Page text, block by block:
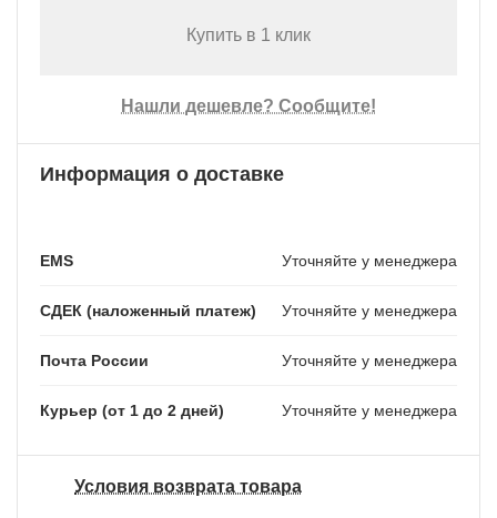
Купить в 1 клик
Нашли дешевле? Сообщите!
Информация о доставке
EMS Уточняйте у менеджера
СДЕК (наложенный платеж) Уточняйте у менеджера
Почта России Уточняйте у менеджера
Курьер (от 1 до 2 дней) Уточняйте у менеджера
Условия возврата товара